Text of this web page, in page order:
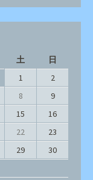
土 日
1
2
8
9
15
16
22
23
29
30